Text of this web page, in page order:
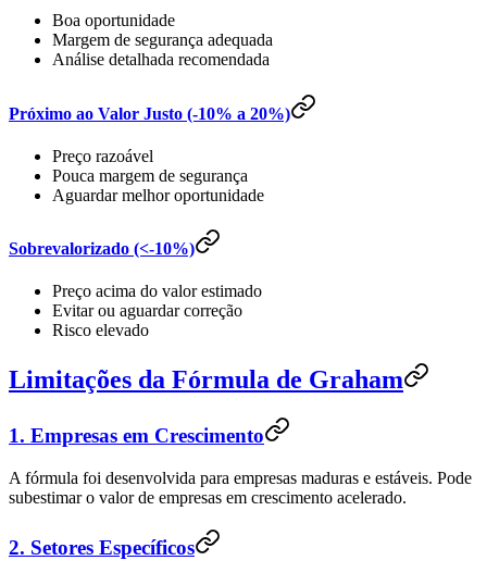
Boa oportunidade
Margem de segurança adequada
Análise detalhada recomendada
Próximo ao Valor Justo (-10% a 20%)
Preço razoável
Pouca margem de segurança
Aguardar melhor oportunidade
Sobrevalorizado (<-10%)
Preço acima do valor estimado
Evitar ou aguardar correção
Risco elevado
Limitações da Fórmula de Graham
1. Empresas em Crescimento
A fórmula foi desenvolvida para empresas maduras e estáveis. Pode
subestimar o valor de empresas em crescimento acelerado.
2. Setores Específicos